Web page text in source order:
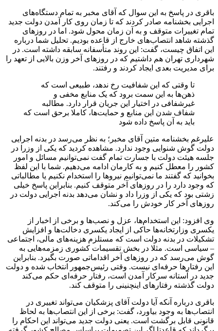
باقری در پاسخ به این سوال که آقای مخبر به تمام دستگاه‌های
اجرایی بخشنامه صادر کردند که تا زمان روی کار آمدن دولت جدید
تمام تغییرات متوقف و به آن زمان محول شود. اما در روزهای
گذشته شاهد انتصاب‌های خارج از قاعده بودیم. تحلیل شما درباره
این اتفاق چیست، گفت: این روند متأسفانه سابقه داشته است. در
شهرداری تهران هم داشتیم که در روزهای آخر وزن بالایی از تعهد را
برای مدیریت بعدی ایجاد کردند و رفتند.
تا وقتی که این شفافیت رخ ندهد، طبیعی است که
ذهن‌ها به این سمت برود که یک منابع مخفی و
غیرشفافی در اختیار این جریان قرار دارد. مطالبه
شفاف شدن این منابع و حمایت‌ها، کاملا برحق است که
باید به آن پاسخ داده شود
علیرغم بخشنامه متین آقای مخبر؛ به نظر می‌رسد در بدنه اجرایی
دولت گوش شنوایی وجود ندارد. مشاهده کردید که یکی از وزرا در
جلسه هیئت دولت با جسارت تمام گفت نمی‌توانیم مسائل و امور
کشور را معطل کنیم و به کارمان ادامه می‌دهیم. شما با این لفظ
بخوانید که گفتند ما نمی‌توانیم نیروها را استخدام نکنیم یا مطالباتی
که وجود دارد را در روزهای آخر متوقف کنیم. بنابراین پاسخ خیلی
زشتی بود که یکی از وزرا داد و نشان می‌دهد بدنه اجرایی دولت در
روزهای آخر کار خودش را می‌کند.
وی افزود: این استخدام‌ها، عزل و نصب‌ها و برخی از اخبار از
یکسری وزارتخانه‌ها حاکی از ایجاد یکسری دخالت‌ها و افزایش
تشکیلات در بدنه دولت است که مستلزم هزینه‌های مالی، اجتماعی
– سیاسی است. مثلا در بخش تقسیمات کشوری زمزمه‌هایی به
گوش می‌رسد که در روزهای آخر اقداماتی صورت بگیرد. بنابراین
این رفتارها حرفه‌ای نیست. وقتی رئیس‌جمهور انتخاب شده و دولت
جدید در آستانه سرکار آمدن است، رفتار حرفه‌ای حکم می‌کند
دولت گذشته رفتارهای اینچنینی را متوقف کند.
باقری درباره آنکه آیا دولت آقای پزشکیان می‌تواند تغییری در
انتصاب‌ها به وجود بیاورد، گفت: برخی از این انتصاب‌ها به لحاظ
قانونی قابل برگشت است. یعنی دولت جدید می‌تواند این احکام را